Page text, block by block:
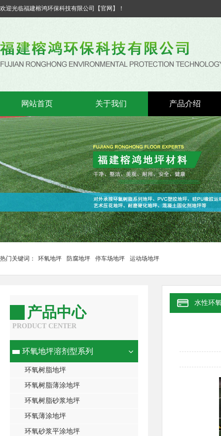
欢迎光临福建榕鸿环保科技有限公司【官网】！
网站首页 关于我们 产品介绍
热门关键词： 环氧地坪 防腐地坪 停车场地坪 运动场地坪
产品中心
PRODUCT CENTER
环氧地坪溶剂型系列
环氧树脂地坪
环氧树脂薄涂地坪
环氧树脂砂浆地坪
环氧薄涂地坪
环氧砂浆平涂地坪
水性环